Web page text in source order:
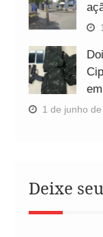
1 de junho
Deixe